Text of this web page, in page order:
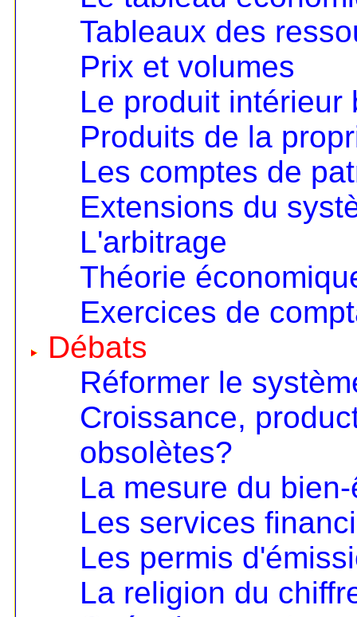
Tableaux des
Prix et volumes
Le produit intérieur
Produits de la
Les comptes de
Extensions du
L'arbitrage
Théorie
Exercices de
Débats
Réformer le
Croissance,
obsolètes?
La mesure du
Les services
Les permis
La religion du